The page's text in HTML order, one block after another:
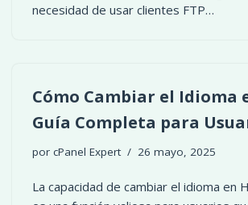
necesidad de usar clientes FTP…
Cómo Cambiar el Idioma
Guía Completa para
por cPanel Expert 26 mayo, 2025
La capacidad de cambiar el idioma en